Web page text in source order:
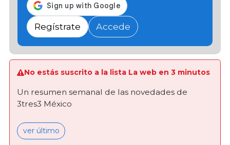
Regístrate Accede
No estás suscrito a la lista La web en 3 minutos
Un resumen semanal de las novedades de
3tres3 México
ver último